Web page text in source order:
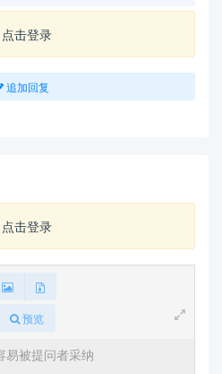
点击登录
追加回复
点击登录
预览